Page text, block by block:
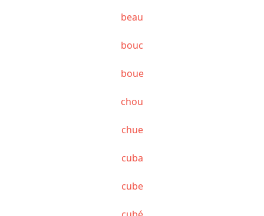
beau
bouc
boue
chou
chue
cuba
cube